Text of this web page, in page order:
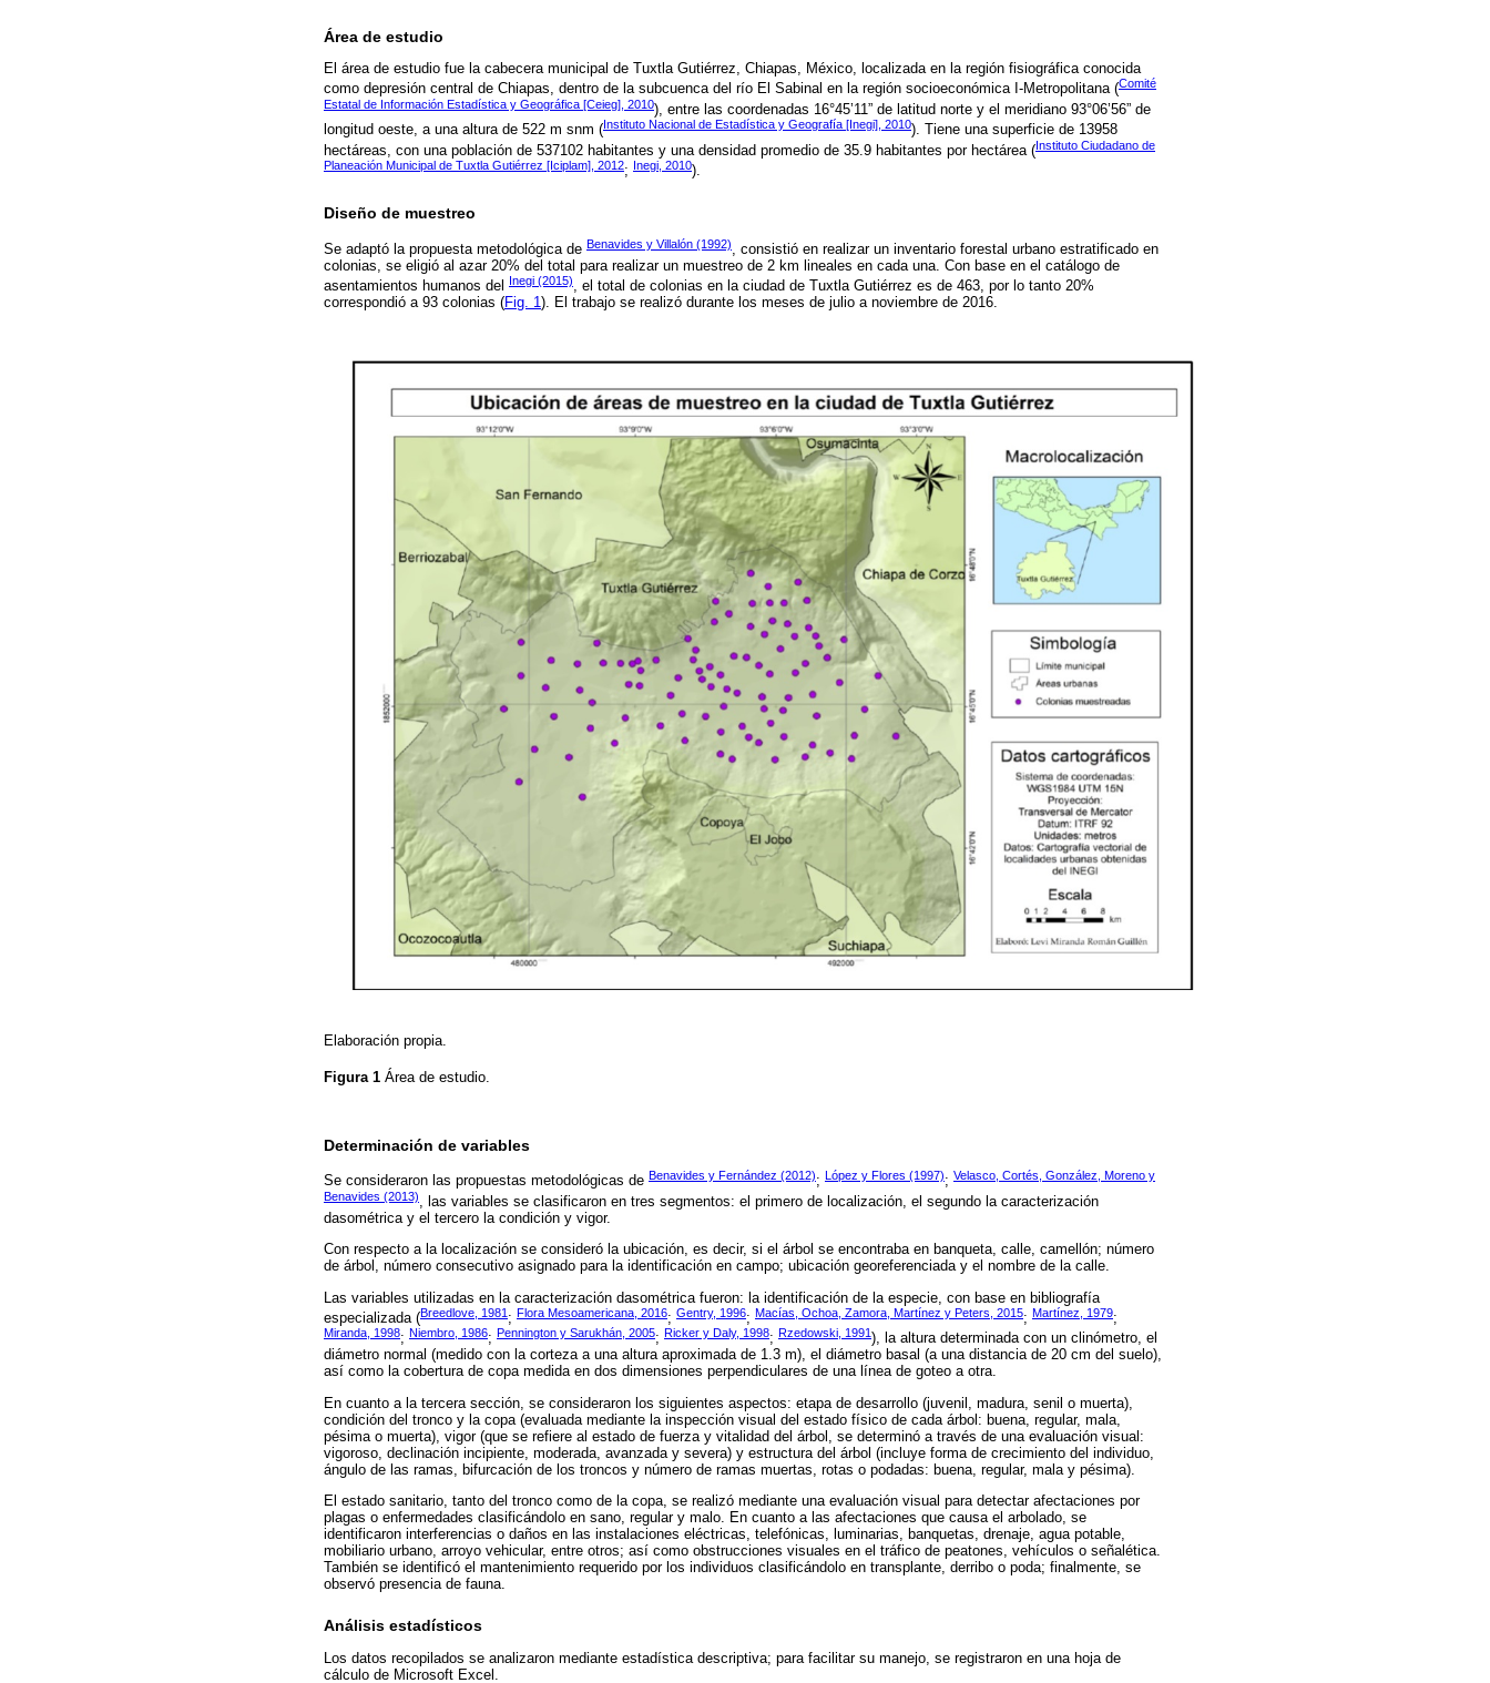
Área de estudio
El área de estudio fue la cabecera municipal de Tuxtla Gutiérrez, Chiapas, México, localizada en la región fisiográfica conocida
como depresión central de Chiapas, dentro de la subcuenca del río El Sabinal en la región socioeconómica I-Metropolitana (Comité
Estatal de Información Estadística y Geográfica [Ceieg], 2010), entre las coordenadas 16°45’11” de latitud norte y el meridiano 93°06’56” de
longitud oeste, a una altura de 522 m snm ( Instituto Nacional de Estadística y Geografía [Inegi], 2010). Tiene una superficie de 13958
hectáreas, con una población de 537102 habitantes y una densidad promedio de 35.9 habitantes por hectárea (Instituto Ciudadano de
Planeación Municipal de Tuxtla Gutiérrez [Iciplam], 2012; Inegi, 2010).
Diseño de muestreo
Se adaptó la propuesta metodológica de Benavides y Villalón (1992)
, consistió en realizar un inventario forestal urbano estratificado en
colonias, se eligió al azar 20% del total para realizar un muestreo de 2 km lineales en cada una. Con base en el catálogo de
asentamientos humanos del
Inegi (2015), el total de colonias en la ciudad de Tuxtla Gutiérrez es de 463, por lo tanto 20%
correspondió a 93 colonias (Fig. 1). El trabajo se realizó durante los meses de julio a noviembre de 2016.
Elaboración propia.
Figura 1 Área de estudio.
Determinación de variables
Se consideraron las propuestas metodológicas de Benavides y Fernández (2012); López y Flores (1997); Velasco, Cortés, González, Moreno y
Benavides (2013), las variables se clasificaron en tres segmentos: el primero de localización, el segundo la caracterización
dasométrica y el tercero la condición y vigor.
Con respecto a la localización se consideró la ubicación, es decir, si el árbol se encontraba en banqueta, calle, camellón; número
de árbol, número consecutivo asignado para la identificación en campo; ubicación georeferenciada y el nombre de la calle.
Las variables utilizadas en la caracterización dasométrica fueron: la identificación de la especie, con base en bibliografía
especializada (Breedlove, 1981 ; Flora Mesoamericana, 2016; Gentry, 1996; Macías, Ochoa, Zamora, Martínez y Peters, 2015; Martínez, 1979;
Miranda, 1998; Niembro, 1986; Pennington y Sarukhán, 2005; Ricker y Daly, 1998; Rzedowski, 1991), la altura determinada con un clinómetro, el
diámetro normal (medido con la corteza a una altura aproximada de 1.3 m), el diámetro basal (a una distancia de 20 cm del suelo),
así como la cobertura de copa medida en dos dimensiones perpendiculares de una línea de goteo a otra.
En cuanto a la tercera sección, se consideraron los siguientes aspectos: etapa de desarrollo (juvenil, madura, senil o muerta),
condición del tronco y la copa (evaluada mediante la inspección visual del estado físico de cada árbol: buena, regular, mala,
pésima o muerta), vigor (que se refiere al estado de fuerza y vitalidad del árbol, se determinó a través de una evaluación visual:
vigoroso, declinación incipiente, moderada, avanzada y severa) y estructura del árbol (incluye forma de crecimiento del individuo,
ángulo de las ramas, bifurcación de los troncos y número de ramas muertas, rotas o podadas: buena, regular, mala y pésima).
El estado sanitario, tanto del tronco como de la copa, se realizó mediante una evaluación visual para detectar afectaciones por
plagas o enfermedades clasificándolo en sano, regular y malo. En cuanto a las afectaciones que causa el arbolado, se
identificaron interferencias o daños en las instalaciones eléctricas, telefónicas, luminarias, banquetas, drenaje, agua potable,
mobiliario urbano, arroyo vehicular, entre otros; así como obstrucciones visuales en el tráfico de peatones, vehículos o señalética.
También se identificó el mantenimiento requerido por los individuos clasificándolo en transplante, derribo o poda; finalmente, se
observó presencia de fauna.
Análisis estadísticos
Los datos recopilados se analizaron mediante estadística descriptiva; para facilitar su manejo, se registraron en una hoja de
cálculo de Microsoft Excel.